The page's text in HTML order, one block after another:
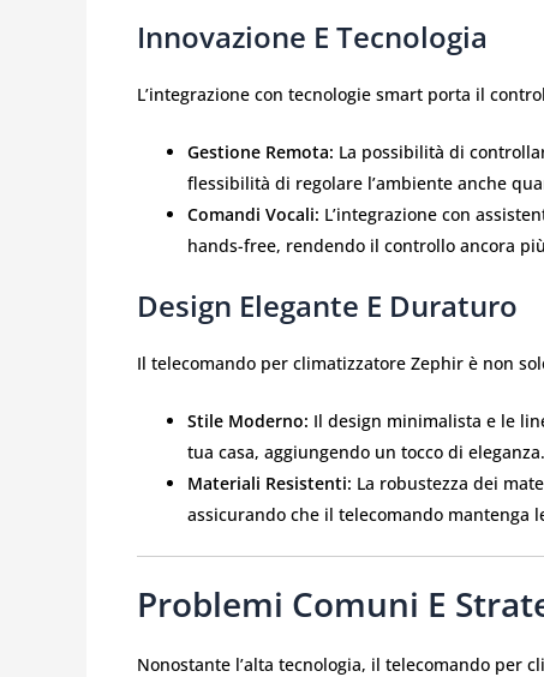
Innovazione E Tecnologia
L’integrazione con tecnologie smart porta il
Gestione Remota: La possibilità di
flessibilità di regolare l’ambiente anche
Comandi Vocali: L’integrazione con
hands-free, rendendo il controllo ancora
Design Elegante E Duraturo
Il telecomando per climatizzatore Zephir è non
Stile Moderno: Il design minimalista e le
tua casa, aggiungendo un tocco di eleganza.
Materiali Resistenti: La robustezza dei
assicurando che il telecomando mantenga
Problemi Comuni E
Nonostante l’alta tecnologia, il telecomando per